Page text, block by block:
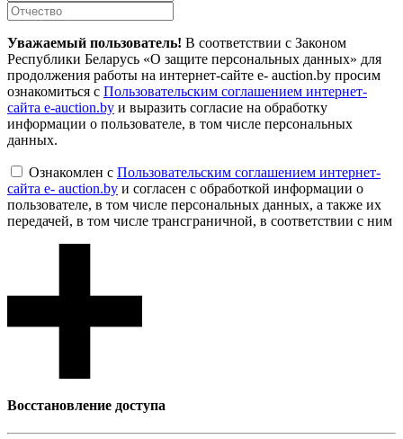
Уважаемый пользователь! В соответствии с Законом
Республики Беларусь «О защите персональных данных» для
продолжения работы на интернет-сайте e- auction.by просим
ознакомиться с Пользовательским соглашением интернет-
сайта e-auction.by и выразить согласие на обработку
информации о пользователе, в том числе персональных
данных.
Ознакомлен с Пользовательским соглашением интернет-
сайта e- auction.by и согласен с обработкой информации о
пользователе, в том числе персональных данных, а также их
передачей, в том числе трансграничной, в соответствии с ним
Восcтановление доступа